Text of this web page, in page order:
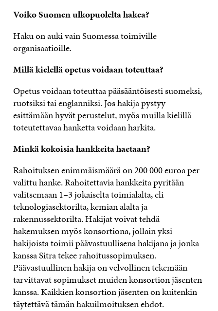
Voiko Suomen ulkopuolelta hakea?
Haku on auki vain Suomessa toimiville
organisaatioille.
Millä kielellä opetus voidaan toteuttaa?
Opetus voidaan toteuttaa pääsääntöisesti suomeksi,
ruotsiksi tai englanniksi. Jos hakija pystyy
esittämään hyvät perustelut, myös muilla kielillä
toteutettavaa hanketta voidaan harkita.
Minkä kokoisia hankkeita haetaan?
Rahoituksen enimmäismäärä on 200 000 euroa per
valittu hanke. Rahoitettavia hankkeita pyritään
valitsemaan 1–3 jokaiselta toimialalta, eli
teknologiasektorilta, kemian alalta ja
rakennussektorilta. Hakijat voivat tehdä
hakemuksen myös konsortiona, jollain yksi
hakijoista toimii päävastuullisena hakijana ja jonka
kanssa Sitra tekee rahoitussopimuksen.
Päävastuullinen hakija on velvollinen tekemään
tarvittavat sopimukset muiden konsortion jäsenten
kanssa. Kaikkien konsortion jäsenten on kuitenkin
täytettävä tämän hakuilmoituksen ehdot.